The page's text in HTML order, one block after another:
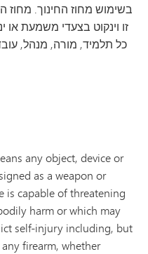
בשימוש מחוז החינוך. מחוז
זו וינקוט בצעדי משמעת או
כל תלמיד, מורה, מנהל,
any object, device or
as a weapon or
is capable of threatening
harm or which may
self-injury including, but
firearm, whether